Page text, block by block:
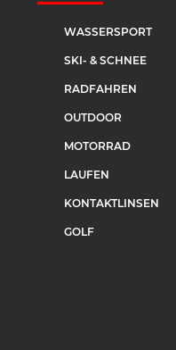
WASSERSPORT
SKI- & SCHNEE
RADFAHREN
OUTDOOR
MOTORRAD
LAUFEN
KONTAKTLINSEN
GOLF